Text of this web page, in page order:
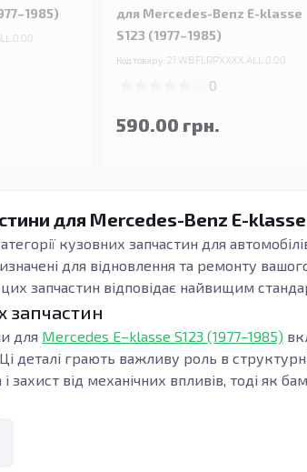
для Mercedes-Benz E-klasse
S123 (1977–1985)
Код товару: 21.WBFLRPXXXX.ALL.0.00
0
590.00 грн.
для Mercedes-Benz E-
кузовних запчастин для
для відновлення та ремонту
цих запчастин відповідає найвищим
запчастин
для Mercedes E–klasse S123 (1977–1985)
деталі грають важливу роль в
захист від механічних впливів, тоді як
кузовних елементів, таких як